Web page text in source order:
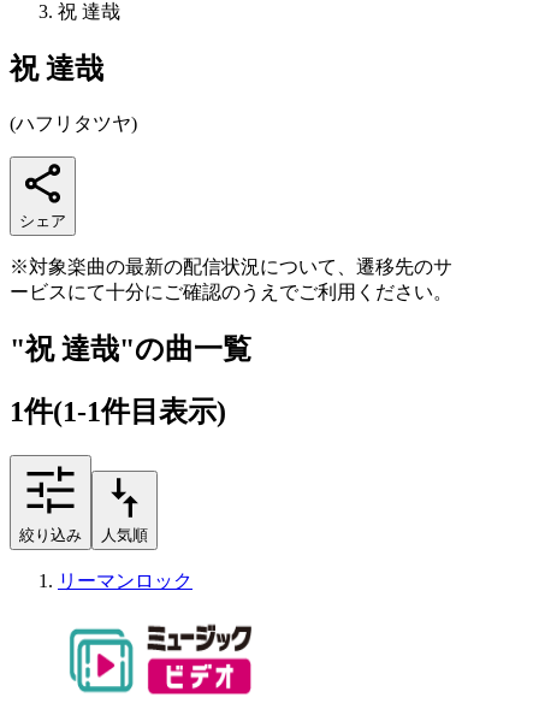
祝 達哉
祝 達哉
(ハフリタツヤ)
シェア
※対象楽曲の最新の配信状況について、遷移先のサ
ービスにて十分にご確認のうえでご利用ください。
"祝 達哉"の曲一覧
1件(1-1件目表示)
絞り込み 人気順
リーマンロック